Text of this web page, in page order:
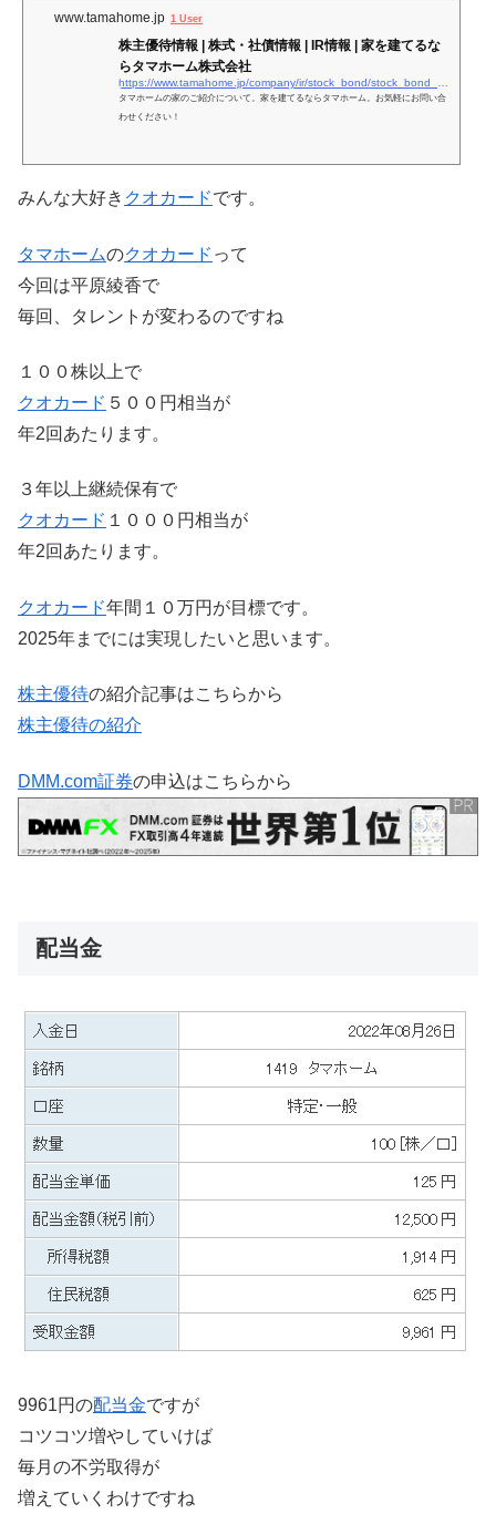
www.tamahome.jp 1 User
株主優待情報 | 株式・社債情報 | IR情報 | 家を建てるな
らタマホーム株式会社
https://www.tamahome.jp/company/ir/stock_bond/stock_bond_03.html
タマホームの家のご紹介について。家を建てるならタマホーム。お気軽にお問い合
わせください！
みんな大好き クオカードです。
タマホームのクオカード って
今回は平原綾香で
毎回、タレントが変わるのですね
１００株以上で
クオカード ５００円相当が
年2回あたります。
３年以上継続保有で
クオカード １０００円相当が
年2回あたります。
クオカード年間１０万円が目標です。
2025年までには実現したいと思います。
株主優待の紹介記事はこちらから
株主優待の紹介
DMM.com証券の申込はこちらから
配当金
9961円の配当金ですが
コツコツ増やしていけば
毎月の不労取得が
増えていくわけですね